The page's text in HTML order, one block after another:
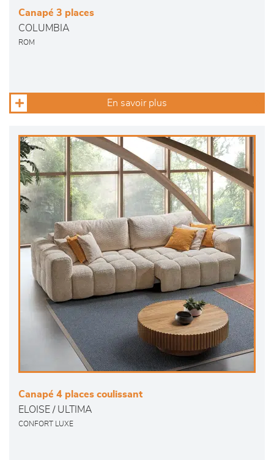
Canapé 3 places
COLUMBIA
ROM
En savoir plus
Canapé 4 places coulissant
ELOISE / ULTIMA
CONFORT LUXE